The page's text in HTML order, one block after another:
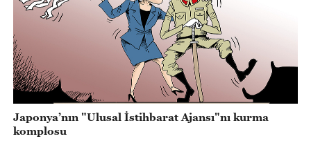
Japonya’nın "Ulusal İstihbarat Ajansı"nı kurma
komplosu